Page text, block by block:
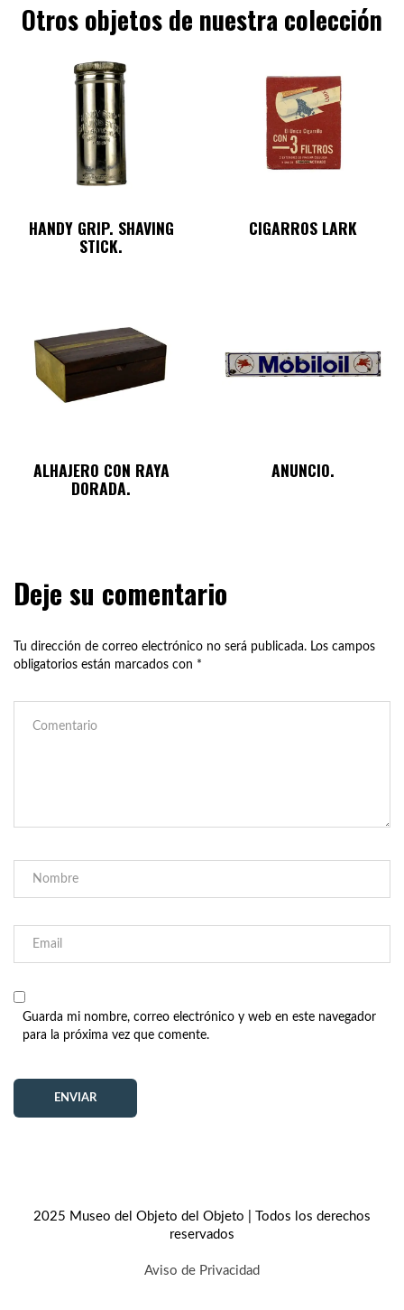
Otros objetos de nuestra colección
HANDY GRIP. SHAVING
STICK.
CIGARROS LARK
ALHAJERO CON RAYA
DORADA.
ANUNCIO.
Deje su comentario
Tu dirección de correo electrónico no será publicada. Los campos
obligatorios están marcados con *
Guarda mi nombre, correo electrónico y web en este navegador
para la próxima vez que comente.
2025 Museo del Objeto del Objeto | Todos los derechos
reservados
Aviso de Privacidad